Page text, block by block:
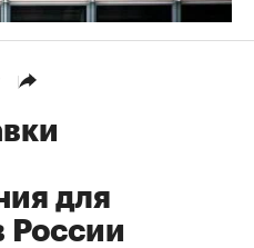
для
России